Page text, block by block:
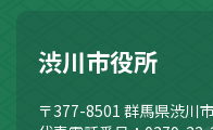
渋川市役所
〒377-8501 群馬県渋川